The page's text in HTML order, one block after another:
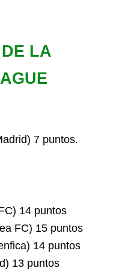
LA
7 puntos.
14 puntos
FC) 15 puntos
14 puntos
13 puntos